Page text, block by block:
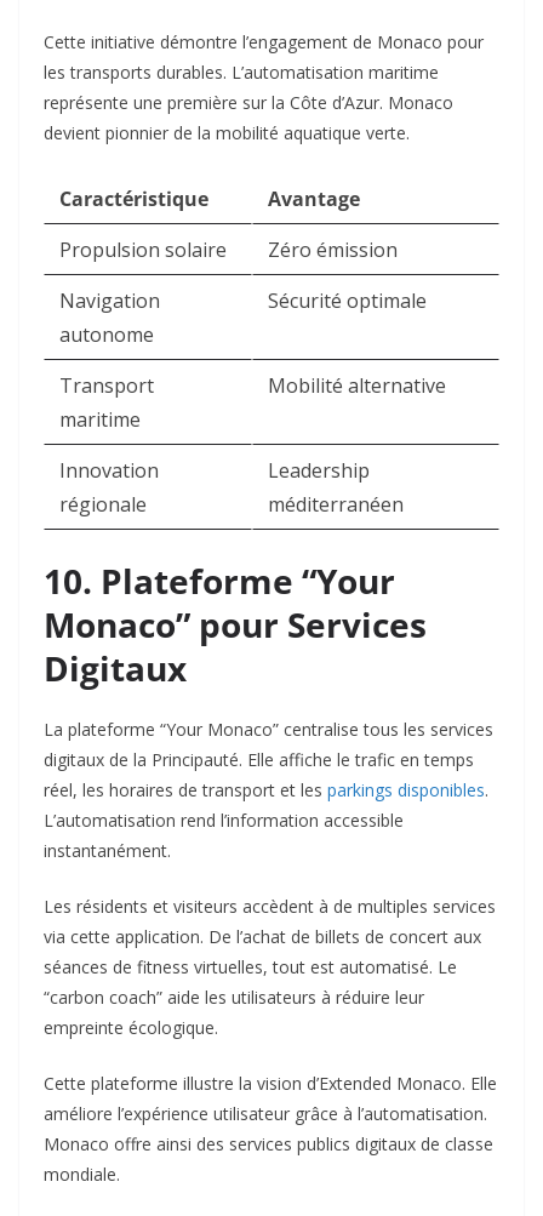
Cette initiative démontre l’engagement de Monaco pour
les transports durables. L’automatisation maritime
représente une première sur la Côte d’Azur. Monaco
devient pionnier de la mobilité aquatique verte.​
Caractéristique
Avantage
Propulsion solaire
Zéro émission
Navigation
autonome
Sécurité optimale
Transport
maritime
Mobilité alternative
Innovation
régionale
Leadership
méditerranéen
10. Plateforme “Your
Monaco” pour Services
Digitaux
La plateforme “Your Monaco” centralise tous les services
digitaux de la Principauté. Elle affiche le trafic en temps
réel, les horaires de transport et les parkings disponibles.
L’automatisation rend l’information accessible
instantanément.​
Les résidents et visiteurs accèdent à de multiples services
via cette application. De l’achat de billets de concert aux
séances de fitness virtuelles, tout est automatisé. Le
“carbon coach” aide les utilisateurs à réduire leur
empreinte écologique.​
Cette plateforme illustre la vision d’Extended Monaco. Elle
améliore l’expérience utilisateur grâce à l’automatisation.
Monaco offre ainsi des services publics digitaux de classe
mondiale.​